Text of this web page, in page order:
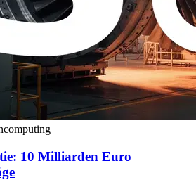
10 Milliarden Euro